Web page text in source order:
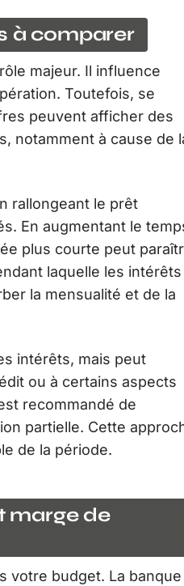
à comparer
majeur. Il influence
Toutefois, se
peuvent afficher des
notamment à cause de
rallongeant le prêt
En augmentant le
plus courte peut
laquelle les intérêts
la mensualité et de la
intérêts, mais peut
ou à certains aspects
recommandé de
partielle. Cette
de la période.
marge de
votre budget. La banque